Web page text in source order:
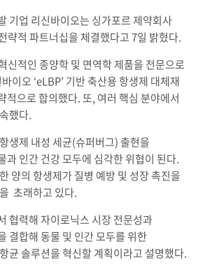
기업 리신바이오는 싱가포르 제약회사
적 파트너십을 체결했다고 7일 밝혔다.
적인 종양학 및 면역학 제품을 전문으로
이오 ‘eLBP’ 기반 축산용 항생제 대체재
적으로 합의했다. 또, 여러 핵심 분야에서
했다.
생제 내성 세균(슈퍼버그) 출현을
과 인간 건강 모두에 심각한 위협이 된다.
양의 항생제가 질병 예방 및 성장 촉진을
초래하고 있다.
협력해 자이로닉스 시장 전문성과
결합해 동물 및 인간 모두를 위한
균 솔루션을 혁신할 계획이라고 설명했다.